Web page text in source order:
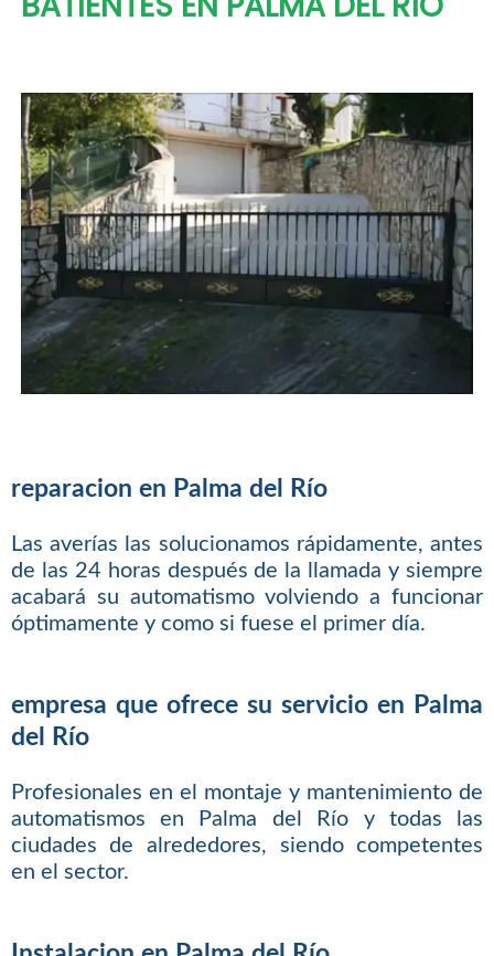
reparacion en Palma del Río
Las averías las solucionamos rápidamente, antes
de las 24 horas después de la llamada y siempre
acabará su automatismo volviendo a funcionar
óptimamente y como si fuese el primer día.
empresa que ofrece su servicio en Palma
del Río
Profesionales en el montaje y mantenimiento de
automatismos en Palma del Río y todas las
ciudades de alrededores, siendo competentes
en el sector.